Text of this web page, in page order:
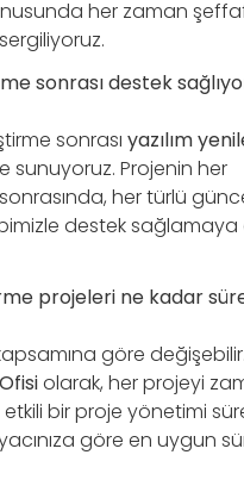
her zaman
sonrası destek
sonrası yazılım
sunuyoruz. Projenin her
her türlü
destek
projeleri ne kadar
göre
olarak, her projeyi
bir proje yönetimi
göre en uygun